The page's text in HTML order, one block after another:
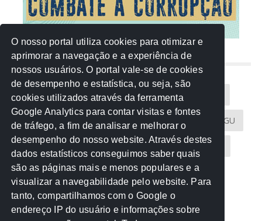
NUVEM DE TAGS
Acontece na Rede AGU AMM
Atricon Audicom CAU-MT CGU
CREA-MT Eventos MPC-MT MPE-MT
MPF Notícias PF PGE-MT PGR
Receita Federal Sem categoria
O nosso portal utiliza cookies para otimizar e
aprimorar a navegação e a experiência de
nossos usuários. O portal vale-se de cookies
de desempenho e estatística, ou seja, são
cookies utilizados através da ferramenta
Google Analytics para contar visitas e fontes
de tráfego, a fim de analisar e melhorar o
desempenho do nosso website. Através destes
dados estatísticos conseguimos saber quais
são as páginas mais e menos populares e a
visualizar a navegabilidade pelo website. Para
tanto, compartilhamos com o Google o
endereço IP do usuário e informações sobre